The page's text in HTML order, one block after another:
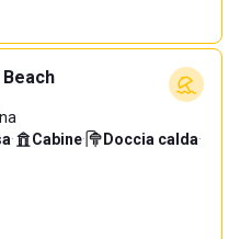
· Cabine· Doccia calda·